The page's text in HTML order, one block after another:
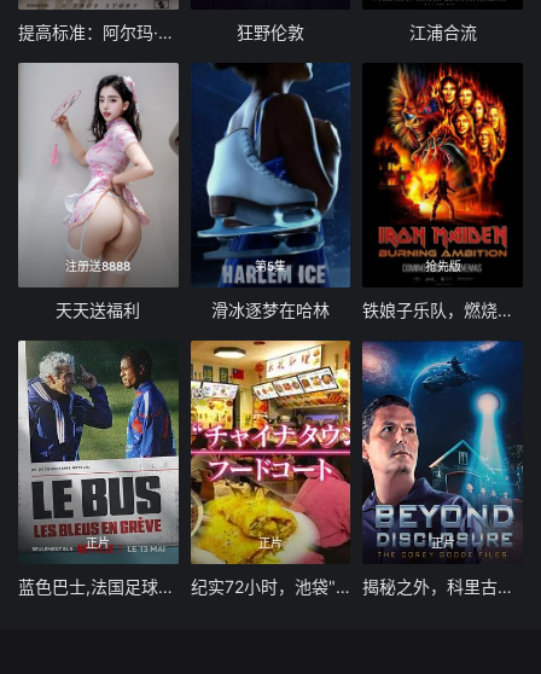
提高标准：阿尔玛·理查兹的故事 狂野伦敦 江浦合流
注册送8888
天天送福利
第5集
滑冰逐梦在哈林
抢先版
铁娘子乐队，燃烧雄心
正片
蓝色巴士,法国足球队罢练事件簿
正片
纪实72小时，池袋"唐人街"的美食广场
正片
揭秘之外，科里古德档案